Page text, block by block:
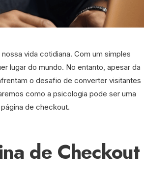
vida cotidiana. Com um simples
lugar do mundo. No entanto, apesar da
o desafio de converter visitantes
como a psicologia pode ser uma
de checkout.
de Checkout